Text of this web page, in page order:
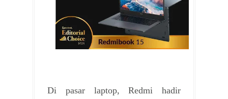
Di pasar laptop, Redmi hadir